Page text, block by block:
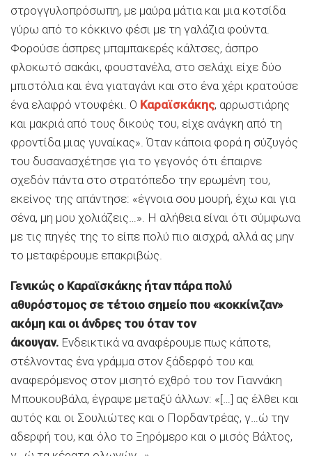
στρογγυλοπρόσωπη, με μαύρα μάτια και μια κοτσίδα
γύρω από το κόκκινο φέσι με τη γαλάζια φούντα.
Φορούσε άσπρες μπαμπακερές κάλτσες, άσπρο
φλοκωτό σακάκι, φουστανέλα, στο σελάχι είχε δύο
μπιστόλια και ένα γιαταγάνι και στο ένα χέρι κρατούσε
ένα ελαφρό ντουφέκι. Ο Καραϊσκάκης, αρρωστιάρης
και μακριά από τους δικούς του, είχε ανάγκη από τη
φροντίδα μιας γυναίκας». Όταν κάποια φορά η σύζυγός
του δυσανασχέτησε για το γεγονός ότι έπαιρνε
σχεδόν πάντα στο στρατόπεδο την ερωμένη του,
εκείνος της απάντησε: «έγνοια σου μουρή, έχω και για
σένα, μη μου χολιάζεις…». Η αλήθεια είναι ότι σύμφωνα
με τις πηγές της το είπε πολύ πιο αισχρά, αλλά ας μην
το μεταφέρουμε επακριβώς.
Γενικώς ο Καραϊσκάκης ήταν πάρα πολύ
αθυρόστομος σε τέτοιο σημείο που «κοκκίνιζαν»
ακόμη και οι άνδρες του όταν τον
άκουγαν. Ενδεικτικά να αναφέρουμε πως κάποτε,
στέλνοντας ένα γράμμα στον ξάδερφό του και
αναφερόμενος στον μισητό εχθρό του τον Γιαννάκη
Mπουκουβάλα, έγραψε μεταξύ άλλων: «[…] ας έλθει και
αυτός και οι Σουλιώτες και ο Πορδαντρέας, γ…ώ την
αδερφή του, και όλο το Ξηρόμερο και ο μισός Bάλτος,